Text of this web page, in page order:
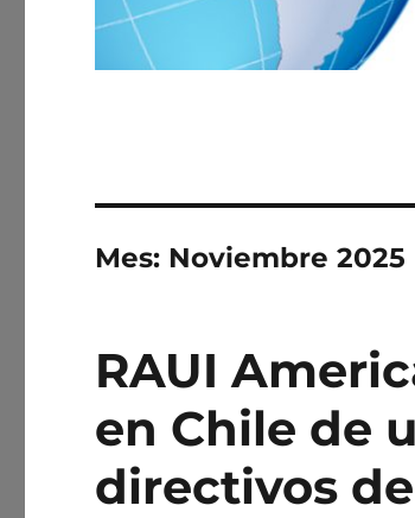
Mes: Noviembre 2025
RAUI
en Chile de
directivos